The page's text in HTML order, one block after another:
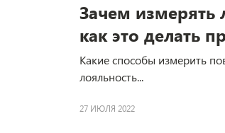
Зачем измерять
как это делать
Какие способы измерить
лояльность...
27 ИЮЛЯ 2022